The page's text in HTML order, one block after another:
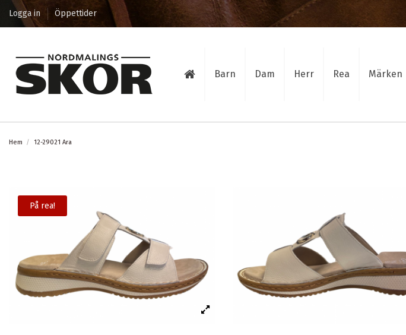
Logga in Öppettider
Barn Dam Herr Rea Märken
Hem 12-29021 Ara
På rea!